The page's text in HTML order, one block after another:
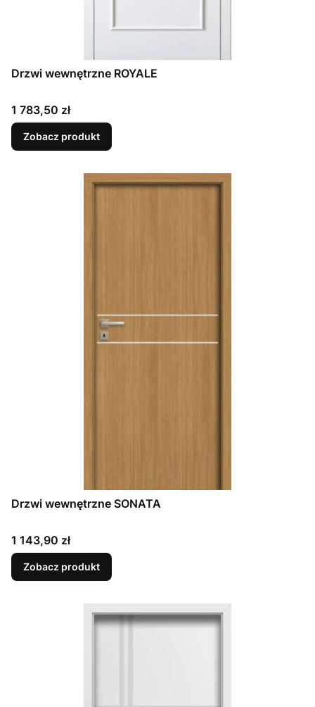
Drzwi wewnętrzne ROYALE
Cena
1 783,50 zł
Zobacz produkt
Drzwi wewnętrzne SONATA
Cena
1 143,90 zł
Zobacz produkt